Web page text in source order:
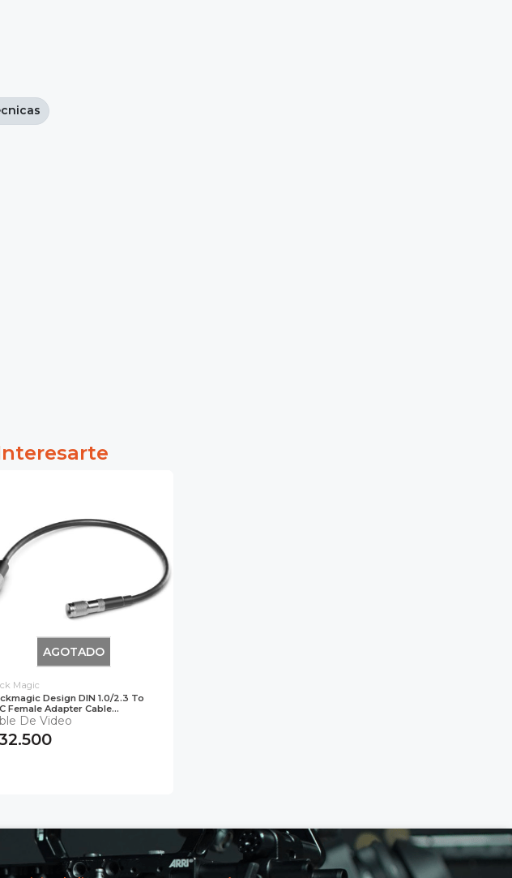
AGOTADO
Magic
Design DIN 1.0/2.3 To
Female Adapter Cable...
De Video